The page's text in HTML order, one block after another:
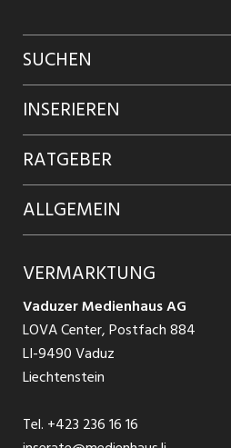
SUCHEN
Jobs suchen
Jobabo
Firmen entdecken
Jobs in Graubünden
Jobs in St. Gallen
Jobs in Glarus
Jobs in der Südostschweiz
INSERIEREN
Kundenlogin
Inserieren
Produkte
Schnittstelle
RATGEBER
Glossar
Ratgeber Bewerbung / Rekrutierung
ALLGEMEIN
AGB
Datenschutzbestimmungen
Nutzungsbedingungen
Impressum
VERMARKTUNG
Vaduzer Medienhaus AG
LOVA Center, Postfach 884
LI-9490 Vaduz
Liechtenstein
Tel. +423 236 16 16